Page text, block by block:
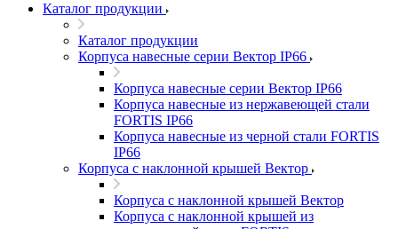
Каталог продукции
Каталог продукции
Корпуса навесные серии Вектор IP66
Корпуса навесные серии Вектор IP66
Корпуса навесные из нержавеющей стали
FORTIS IP66
Корпуса навесные из черной стали FORTIS
IP66
Корпуса с наклонной крышей Вектор
Корпуса с наклонной крышей Вектор
Корпуса с наклонной крышей из